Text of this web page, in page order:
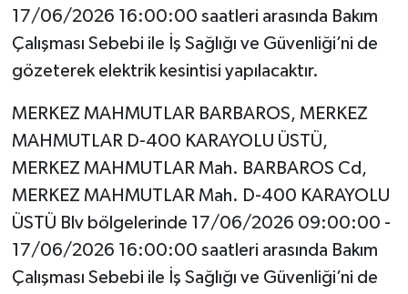
17/06/2026 16:00:00 saatleri arasında Bakım
Çalışması Sebebi ile İş Sağlığı ve Güvenliği’ni de
gözeterek elektrik kesintisi yapılacaktır.
MERKEZ MAHMUTLAR BARBAROS, MERKEZ
MAHMUTLAR D-400 KARAYOLU ÜSTÜ,
MERKEZ MAHMUTLAR Mah. BARBAROS Cd,
MERKEZ MAHMUTLAR Mah. D-400 KARAYOLU
ÜSTÜ Blv bölgelerinde 17/06/2026 09:00:00 -
17/06/2026 16:00:00 saatleri arasında Bakım
Çalışması Sebebi ile İş Sağlığı ve Güvenliği’ni de